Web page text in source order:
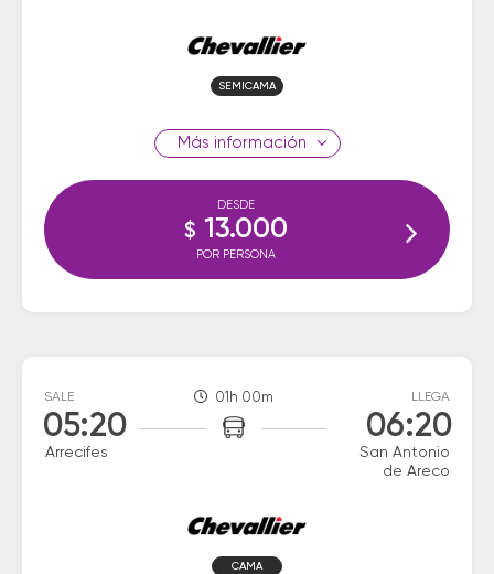
SEMICAMA
información
DESDE
$ 13.000
POR PERSONA
SALE
05:20
Arrecifes
01h 00m LLEGA
06:20
San Antonio
de Areco
CAMA